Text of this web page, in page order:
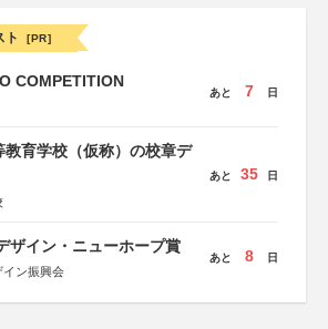
ト [PR]
COMPETITION
あと 7 日
教育学校（仮称）の校章デ
あと 35 日
ザイン・ニューホープ賞
イン振興会
あと 8 日